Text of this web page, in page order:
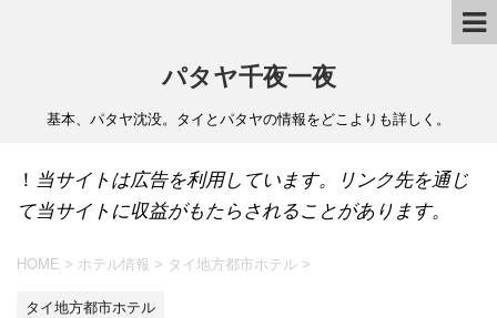
パタヤ千夜一夜
基本、パタヤ沈没。タイとパタヤの情報をどこよりも詳しく。
！ 当サイトは広告を利用しています。リンク先を通じ
て当サイトに収益がもたらされることがあります。
HOME > ホテル情報 > タイ地方都市ホテル >
タイ地方都市ホテル